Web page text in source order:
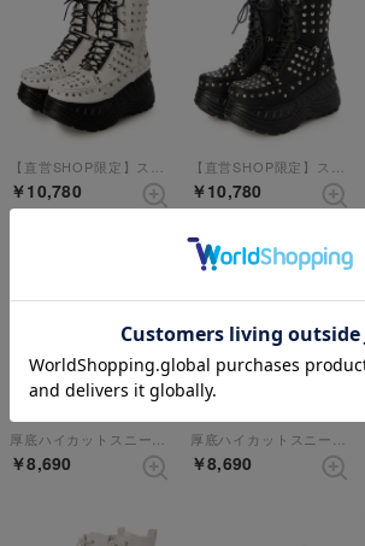
￥10,780 ￥10,780
￥8,690 ￥8,690